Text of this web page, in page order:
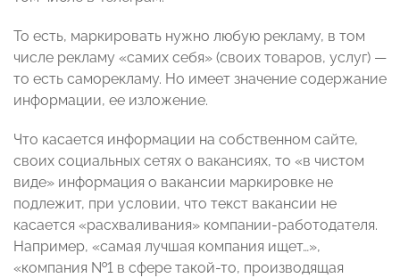
То есть, маркировать нужно любую рекламу, в том
числе рекламу «самих себя» (своих товаров, услуг) —
то есть саморекламу. Но имеет значение содержание
информации, ее изложение.
Что касается информации на собственном сайте,
своих социальных сетях о вакансиях, то «в чистом
виде» информация о вакансии маркировке не
подлежит, при условии, что текст вакансии не
касается «расхваливания» компании-работодателя.
Например, «самая лучшая компания ищет…»,
«компания №1 в сфере такой-то, производящая